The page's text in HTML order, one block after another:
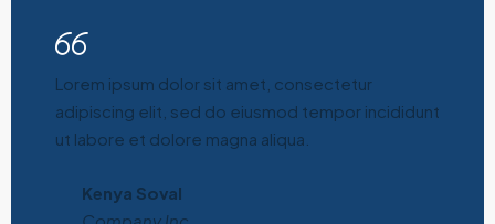
Lorem ipsum dolor sit amet, consectetur
adipiscing elit, sed do eiusmod tempor incididunt
ut labore et dolore magna aliqua.
Kenya Soval